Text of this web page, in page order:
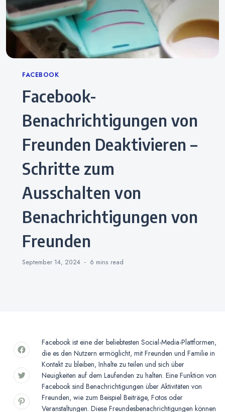
Categories
FACEBOOK
Facebook-
Benachrichtigungen von
Freunden Deaktivieren –
Schritte zum
Ausschalten von
Benachrichtigungen von
Freunden
September 14, 2024 6 mins read
Facebook ist eine der beliebtesten Social-Media-Plattformen,
die es den Nutzern ermöglicht, mit Freunden und Familie in
Kontakt zu bleiben, Inhalte zu teilen und sich über
Neuigkeiten auf dem Laufenden zu halten. Eine Funktion von
Facebook sind Benachrichtigungen über Aktivitäten von
Freunden, wie zum Beispiel Beiträge, Fotos oder
Veranstaltungen. Diese Freundesbenachrichtigungen können